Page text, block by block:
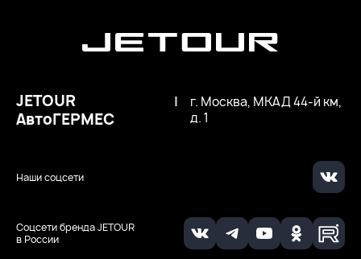
Соцсети бренда JETOUR
в России
Наши соцсети
JETOUR
АвтоГЕРМЕС
|
г. Москва, МКАД 44-й км,
д. 1